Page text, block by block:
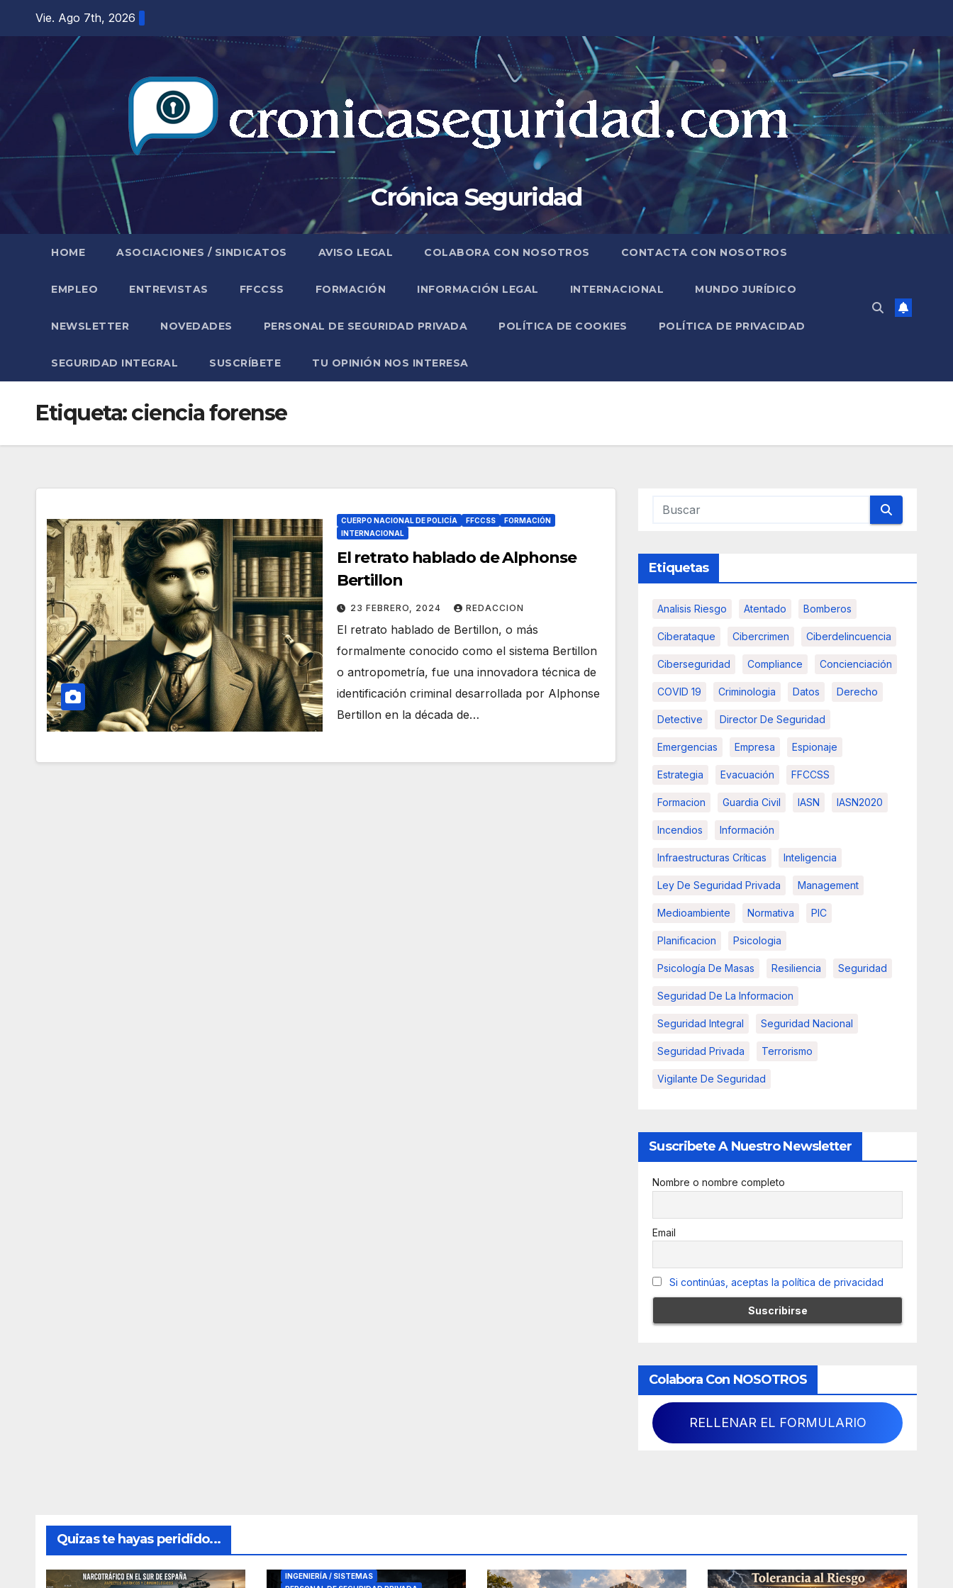
contenido
Vie. Ago 7th, 2026
Crónica Seguridad
HOME ASOCIACIONES / SINDICATOS AVISO LEGAL COLABORA CON NOSOTROS CONTACTA CON NOSOTROS
EMPLEO ENTREVISTAS FFCCSS FORMACIÓN INFORMACIÓN LEGAL INTERNACIONAL MUNDO JURÍDICO
NEWSLETTER NOVEDADES PERSONAL DE SEGURIDAD PRIVADA POLÍTICA DE COOKIES POLÍTICA DE PRIVACIDAD
SEGURIDAD INTEGRAL SUSCRÍBETE TU OPINIÓN NOS INTERESA
Etiqueta:ciencia forense
CUERPO NACIONAL DE POLICÍA FFCCSS
FORMACIÓN
INTERNACIONAL
El retrato hablado de Alphonse
Bertillon
23 FEBRERO, 2024 REDACCION
El retrato hablado de Bertillon, o más
formalmente conocido como el sistema Bertillon
o antropometría, fue una innovadora técnica de
identificación criminal desarrollada por Alphonse
Bertillon en la década de…
Etiquetas
Analisis Riesgo Atentado Bomberos
Ciberataque Cibercrimen Ciberdelincuencia
Ciberseguridad Compliance Concienciación
COVID 19 Criminologia Datos Derecho
Detective Director De Seguridad
Emergencias Empresa Espionaje
Estrategia Evacuación FFCCSS
Formacion Guardia Civil IASN IASN2020
Incendios Información
Infraestructuras Críticas Inteligencia
Ley De Seguridad Privada Management
Medioambiente Normativa PIC
Planificacion Psicologia
Psicología De Masas Resiliencia Seguridad
Seguridad De La Informacion
Seguridad Integral Seguridad Nacional
Seguridad Privada Terrorismo
Vigilante De Seguridad
Suscribete A Nuestro Newsletter
Nombre o nombre completo
Email
Si continúas, aceptas la política de privacidad
Colabora Con NOSOTROS
RELLENAR EL FORMULARIO
Quizas te hayas peridido...
INGENIERÍA / SISTEMAS